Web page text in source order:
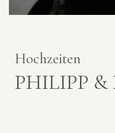
Hochzeiten
PHILIPP